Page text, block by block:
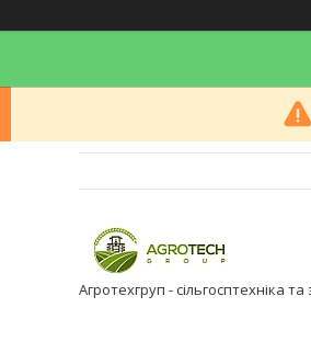
Агротехгруп - сільгосптехніка